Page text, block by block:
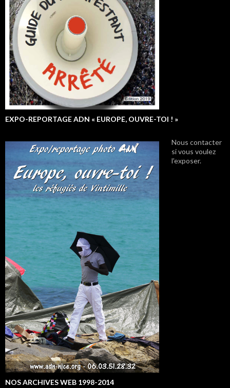
EXPO-REPORTAGE ADN « EUROPE, OUVRE-TOI ! »
Nous contacter
si vous voulez
l'exposer.
NOS ARCHIVES WEB 1998-2014